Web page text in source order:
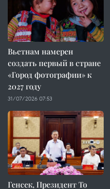
Вьетнам намерен
создать первый в стране
«Город фотографии» к
2027 году
31/07/2026 07:53
Генсек, Президент То